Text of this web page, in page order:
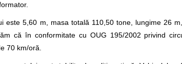
este 5,60 m, masa totală 110,50 tone, lungime 26
că în conformitate cu OUG 195/2002 privind
70 km/oră.